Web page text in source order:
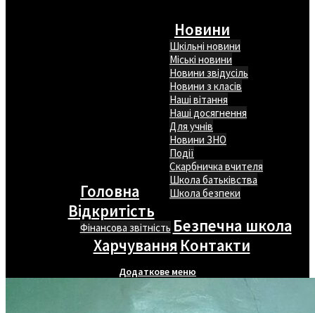
Головна
Новини
Шкільні новини
Міські новини
Новини звідусіль
Новини з класів
Наші вітання
Наші досягнення
Для учнів
Новини ЗНО
Події
Скарбничка вчителя
Школа батьківства
Школа безпеки
Відкритість
Фінансова звітність Безпечна школа
Харчування Контакти
Додаткове меню